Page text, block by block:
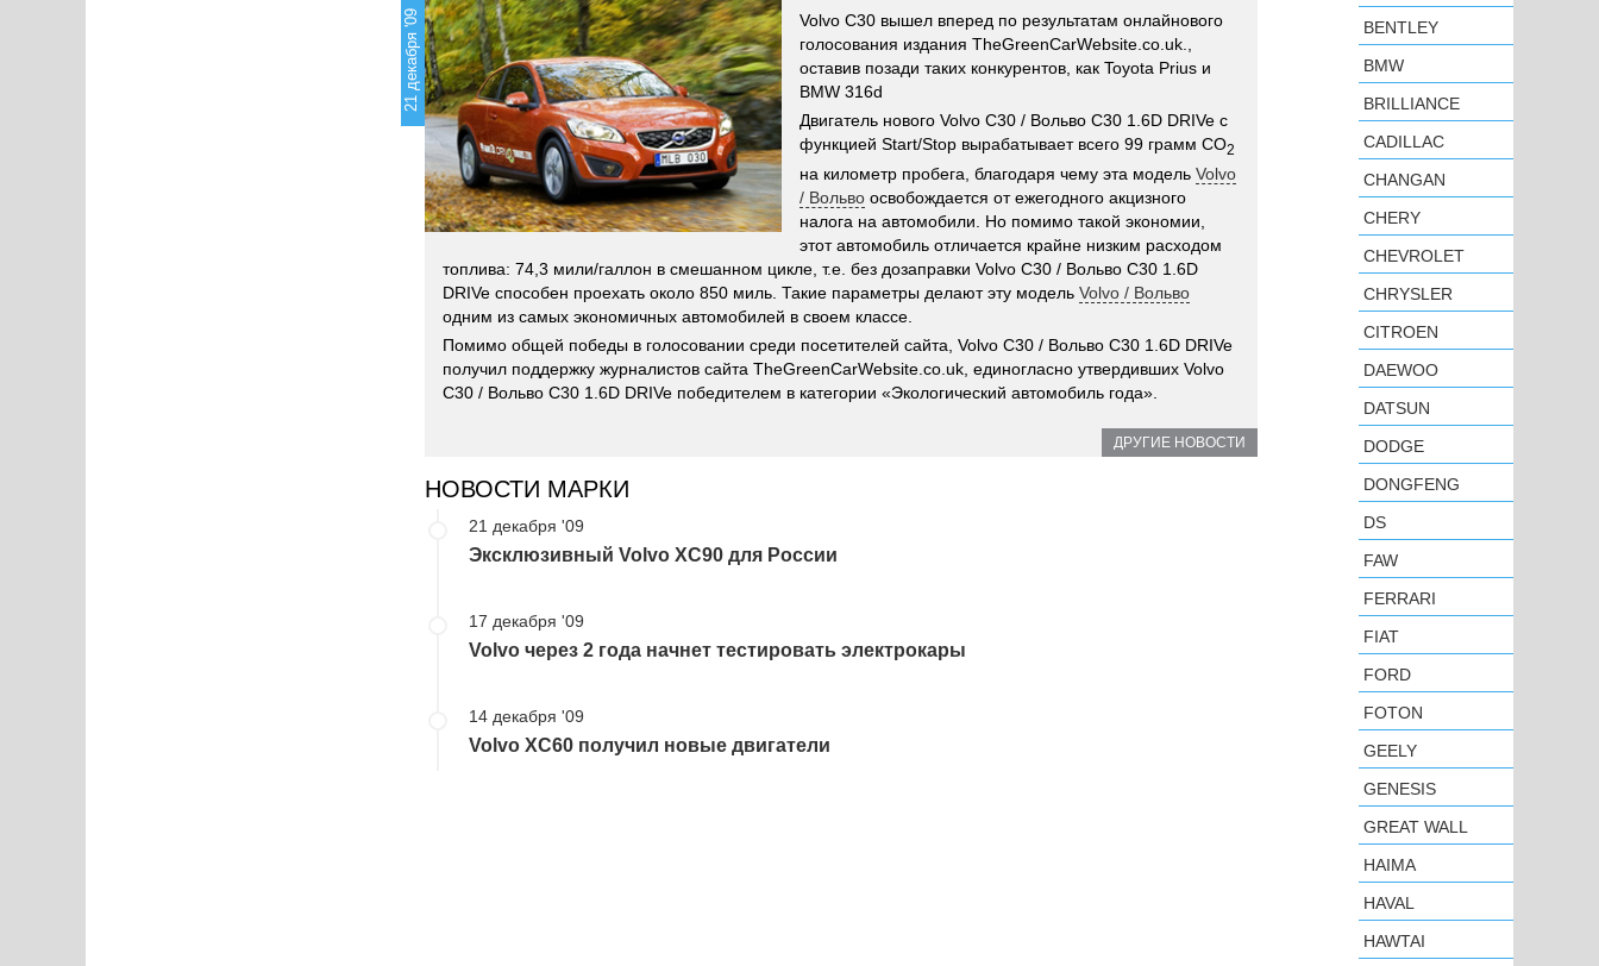
21 декабря '09
Volvo C30 вышел вперед по результатам онлайнового
голосования издания TheGreenCarWebsite.co.uk.,
оставив позади таких конкурентов, как Toyota Prius и
BMW 316d
Двигатель нового Volvo C30 / Вольво С30 1.6D DRIVe с
функцией Start/Stop вырабатывает всего 99 грамм CO2
на километр пробега, благодаря чему эта модель Volvo
/ Вольво освобождается от ежегодного акцизного
налога на автомобили. Но помимо такой экономии,
этот автомобиль отличается крайне низким расходом
топлива: 74,3 мили/галлон в смешанном цикле, т.е. без дозаправки Volvo C30 / Вольво С30 1.6D
DRIVe способен проехать около 850 миль. Такие параметры делают эту модель Volvo / Вольво
одним из самых экономичных автомобилей в своем классе.
Помимо общей победы в голосовании среди посетителей сайта, Volvo C30 / Вольво С30 1.6D DRIVe
получил поддержку журналистов сайта TheGreenCarWebsite.co.uk, единогласно утвердивших Volvo
C30 / Вольво С30 1.6D DRIVe победителем в категории «Экологический автомобиль года».
ДРУГИЕ НОВОСТИ
НОВОСТИ МАРКИ
21 декабря '09
Эксклюзивный Volvo XC90 для России
17 декабря '09
Volvo через 2 года начнет тестировать электрокары
14 декабря '09
Volvo XC60 получил новые двигатели
BENTLEY
BMW
BRILLIANCE
CADILLAC
CHANGAN
CHERY
CHEVROLET
CHRYSLER
CITROEN
DAEWOO
DATSUN
DODGE
DONGFENG
DS
FAW
FERRARI
FIAT
FORD
FOTON
GEELY
GENESIS
GREAT WALL
HAIMA
HAVAL
HAWTAI